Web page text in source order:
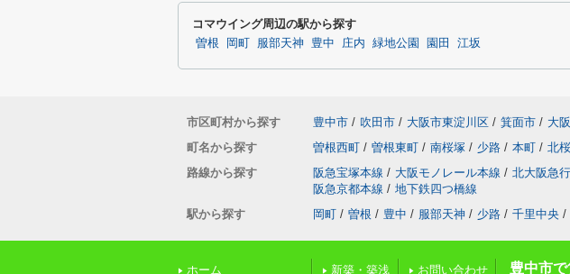
コマウイング周辺の駅から探す
曽根 岡町 服部天神 豊中 庄内 緑地公園 園田 江坂
市区町村から探す 豊中市 / 吹田市 / 大阪市東淀川区 / 箕面市 / 大
町名から探す
曽根西町 / 曽根東町 / 南桜塚 / 少路 / 本町 / 北
路線から探す
阪急宝塚本線 / 大阪モノレール本線 / 北大阪急
阪急京都本線 / 地下鉄四つ橋線
駅から探す
岡町 / 曽根 / 豊中 / 服部天神 / 少路 / 千里中央 /
ホーム 新築・築浅 お問い合わせ 豊中市